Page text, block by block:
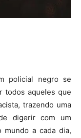
policial negro se
todos aqueles que
trazendo uma
digerir com um
mundo a cada dia,